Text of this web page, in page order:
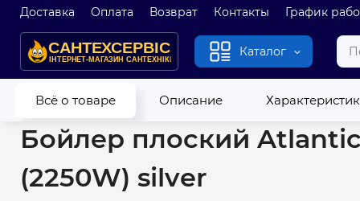
Доставка Оплата Возврат Контакты График
Каталог
Всё о товаре Описание
Главная Водонагреватели Бойлеры Бойлеры плоские
Бойлер плоский
(2250W) silver